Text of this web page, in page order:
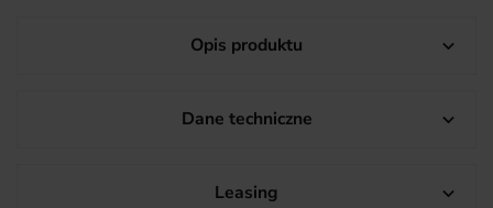
Opis produktu 
Dane techniczne 
Leasing 